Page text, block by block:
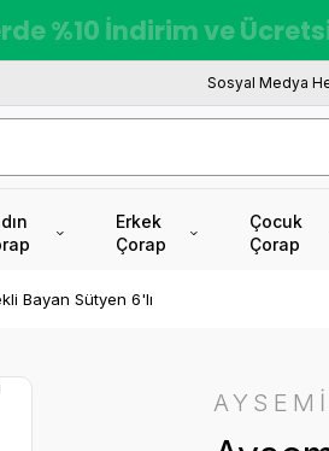
%10 İndirim ve
Sosyal Medya
Erkek
Çorap
Çocuk
Çorap
Bayan Sütyen 6'lı